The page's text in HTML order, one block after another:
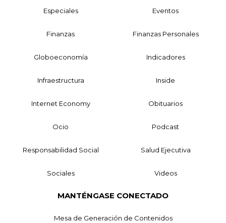
Especiales Eventos
Finanzas Finanzas Personales
Globoeconomía Indicadores
Infraestructura Inside
Internet Economy Obituarios
Ocio Podcast
Responsabilidad Social Salud Ejecutiva
Sociales Videos
MANTÉNGASE CONECTADO
Mesa de Generación de Contenidos